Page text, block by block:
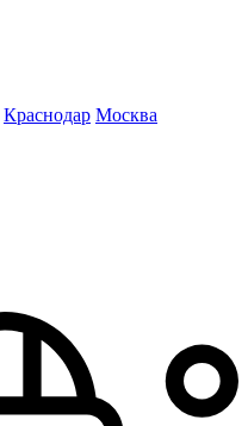
Краснодар Москва